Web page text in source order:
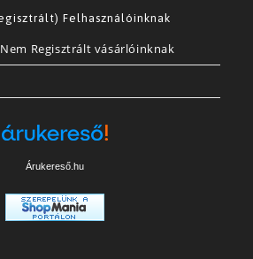
Felhasználóinknak
Regisztrált vásárlóinknak
Árukereső.hu